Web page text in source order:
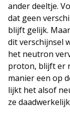
ander deeltje.
dat geen
blijft gelijk.
dit verschijnsel
het neutron
proton, blijft er
manier een op
lijkt het alsof
ze